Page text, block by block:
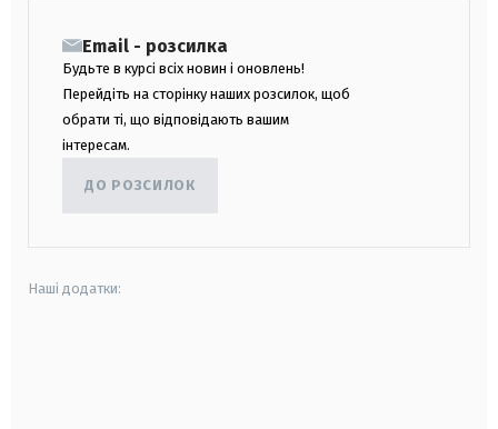
Email - розсилка
Будьте в курсі всіх новин і оновлень!
Перейдіть на сторінку наших розсилок, щоб
обрати ті, що відповідають вашим
інтересам.
ДО РОЗСИЛОК
Наші додатки: